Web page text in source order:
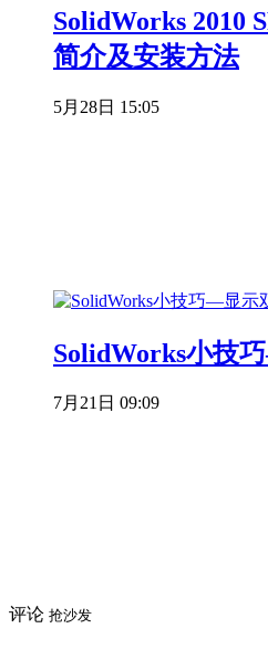
SolidWorks 2010
简介及安装方法
5月28日 15:05
SolidWorks小技
7月21日 09:09
评论 抢沙发